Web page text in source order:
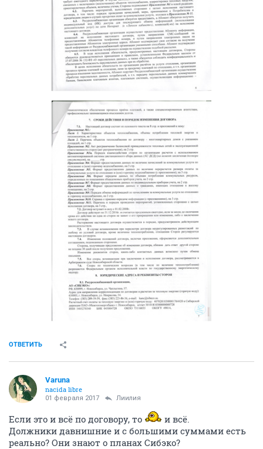
ОТВЕТИТЬ
Varuna
nacida libre
01 февраля 2017 Лиилия
Если это и всё по договору, то
и всё.
Должники давнишние и с большими суммами есть
реально? Они знают о планах Сибэко?